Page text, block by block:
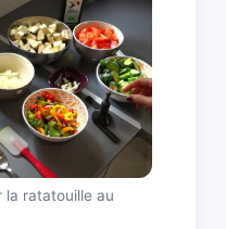
la ratatouille au